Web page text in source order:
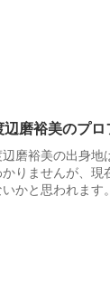
辺磨裕美のプロ
辺磨裕美の出身地
かりませんが、現
いかと思われます。